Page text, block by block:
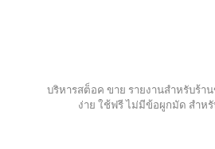
บริหารสต็อค ขาย รายงานสำหรับร้า
ง่าย ใช้ฟรี ไม่มีข้อผูกมัด สำห